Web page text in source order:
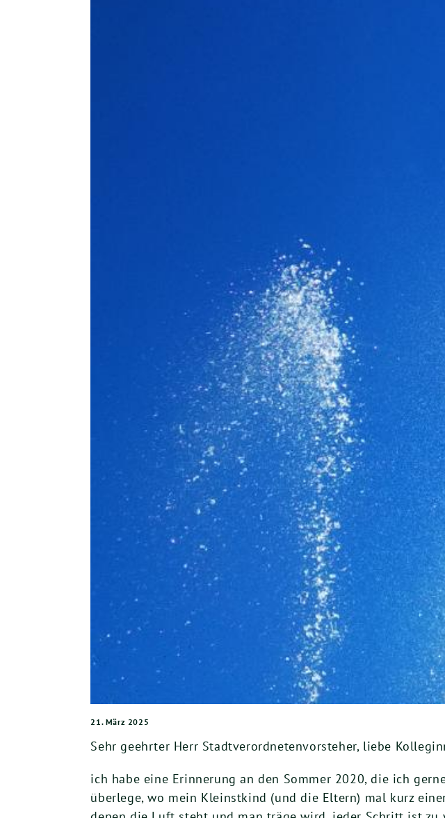
21. März 2025
Sehr geehrter Herr Stadtverordnetenvorsteher, liebe
ich habe eine Erinnerung an den Sommer 2020, die ich
überlege, wo mein Kleinstkind (und die Eltern) mal kurz